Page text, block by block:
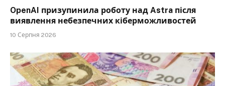
OpenAI призупинила роботу над Astra після
виявлення небезпечних кіберможливостей
10 Серпня 2026